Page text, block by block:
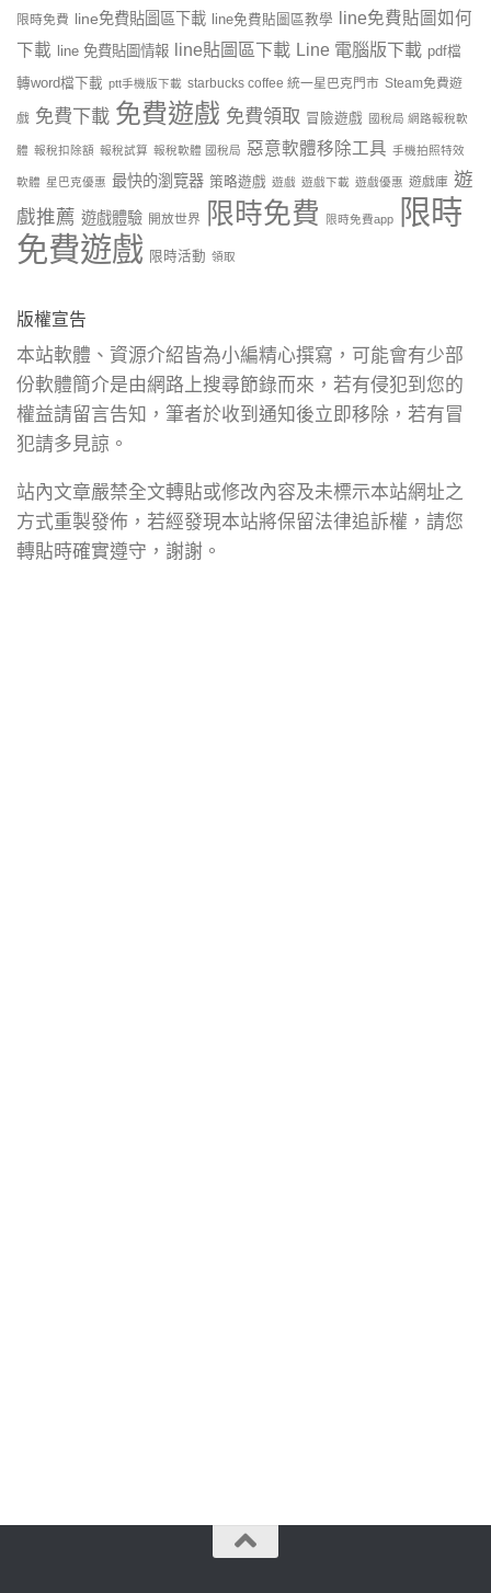
限時免費 line免費貼圖區下載 line免費貼圖區教學
line免費貼圖如何
下載
line 免費貼圖情報 line貼圖區下載 Line 電腦版下載 pdf檔
轉word檔下載 ptt手機版下載 starbucks coffee 統一星巴克門市 Steam免費遊
戲 免費下載 免費遊戲 免費領取 冒險遊戲 國稅局 網路報稅軟
體 報稅扣除額 報稅試算 報稅軟體 國稅局 惡意軟體移除工具 手機拍照特效
軟體 星巴克優惠 最快的瀏覽器 策略遊戲 遊戲 遊戲下載 遊戲優惠 遊戲庫 遊
戲推薦 遊戲體驗 開放世界 限時免費 限時免費app
限時
免費遊戲 限時活動 領取
版權宣告
本站軟體、資源介紹皆為小編精心撰寫，可能會有少部
份軟體簡介是由網路上搜尋節錄而來，若有侵犯到您的
權益請留言告知，筆者於收到通知後立即移除，若有冒
犯請多見諒。
站內文章嚴禁全文轉貼或修改內容及未標示本站網址之
方式重製發佈，若經發現本站將保留法律追訴權，請您
轉貼時確實遵守，謝謝。